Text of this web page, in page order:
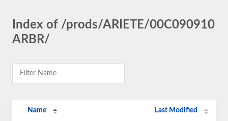
Index of /prods/ARIETE/00C090910
ARBR/
Name Last Modified